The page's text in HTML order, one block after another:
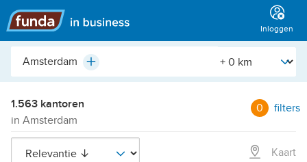
Hoofdmenu
Inloggen
Plaats,
etc.
Plus [Straal]
1.563 kantoren
in Amsterdam
0 filters
Kaart